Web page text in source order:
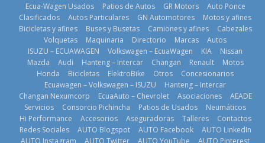
BMW, Toyota,
Bosch y
prueban flota
que usa
gasolina 100%
renovable
25 de julio de
2026
Ecuador 2026,
edición 47ª,
recorre 7
provincias en 8
días
1 de agosto de
2026
¿Qué puede
pasar con tu
vehículo si
permanece
varios días sin
usar?
3 de agosto de
2026
Ecua-Wagen Usados
Patios de Autos GR Motors
Auto Ponce
Clasificados
Autos Particulares GN Automotores
Motos y afines
Bicicletas y afines
Buses y Busetas Camiones y afines
Cabezales
Volquetas
Maquinaria Directorio Marcas
Autos
ISUZU – ECUAWAGEN
Volkswagen – EcuaWagen KIA
Nissan
Mazda
Audi Hanteng – Intercar Changan Renault
Motos
Honda
Bicicletas ElektroBike Otros
Concesionarios
Ecuawagen – Volkswagen – ISUZU
Hanteng – Intercar
Changan Nexumcorp
EcuaAuto – Chevrolet Asociaciones
AEADE
Servicios
Consorcio Pichincha Patios de Usados
Neumáticos
Hi Performance
Accesorios Aseguradoras Talleres
Contactos
Redes Sociales
AUTO Blogspot AUTO Facebook
AUTO LinkedIn